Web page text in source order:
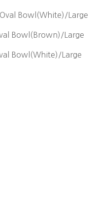
Bowl(White)/Large
Bowl(Brown)/Large
Bowl(White)/Large